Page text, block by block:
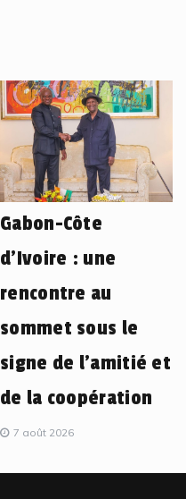
Gabon-Côte
d’Ivoire : une
rencontre au
sommet sous le
signe de l’amitié et
de la coopération
7 août 2026